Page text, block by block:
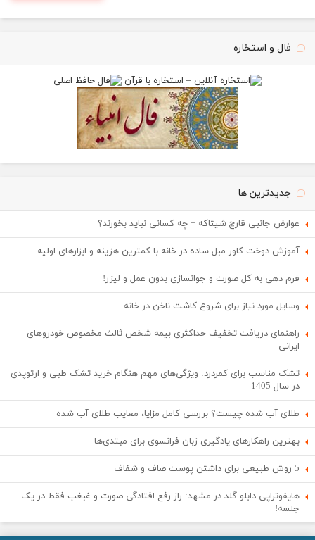
فال و استخاره
جدیدترین ها
عوارض جانبی قارچ شیتاکه + چه کسانی نباید بخورند؟
آموزش دوخت کاور مبل ساده در خانه با کمترین هزینه و ابزارهای اولیه
فرم دهی به کل صورت و جوانسازی بدون عمل و لیزر!
وسایل مورد نیاز برای شروع کاشت ناخن در خانه
راهنمای دریافت تخفیف حداکثری بیمه شخص ثالث مخصوص خودروهای
ایرانی
تشک مناسب برای کمردرد: ویژگی‌های مهم هنگام خرید تشک طبی و ارتوپدی
در سال 1405
طلای آب شده چیست؟ بررسی کامل مزایا، معایب طلای آب شده
بهترین راهکارهای یادگیری زبان فرانسوی برای مبتدی‌ها
5 روش طبیعی برای داشتن پوست صاف و شفاف
هایفوتراپی دابلو گلد در مشهد: راز رفع افتادگی صورت و غبغب فقط در یک
جلسه!